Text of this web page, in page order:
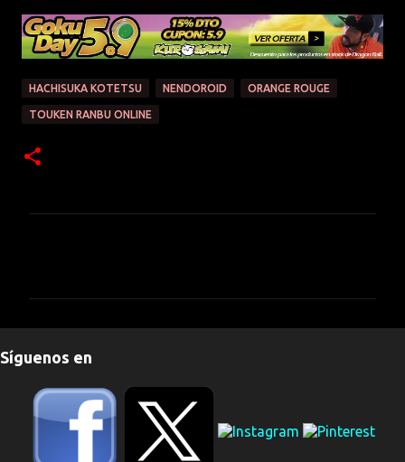
HACHISUKA KOTETSU NENDOROID ORANGE ROUGE
TOUKEN RANBU ONLINE
t
a
r
Síguenos en